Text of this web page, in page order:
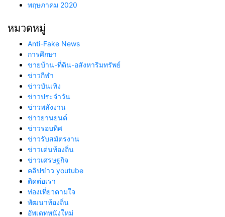
พฤษภาคม 2020
หมวดหมู่
Anti-Fake News
การศึกษา
ขายบ้าน-ที่ดิน-อสังหาริมทรัพย์
ข่าวกีฬา
ข่าวบันเทิง
ข่าวประจำวัน
ข่าวพลังงาน
ข่าวยานยนต์
ข่าวรอบทิศ
ข่าวรับสมัตรงาน
ข่าวเด่นท้องถิ่น
ข่าวเศรษฐกิจ
คลิปข่าว youtube
ติดต่อเรา
ท่องเที่ยวตามใจ
พัฒนาท้องถิ่น
อัพเดทหนังใหม่